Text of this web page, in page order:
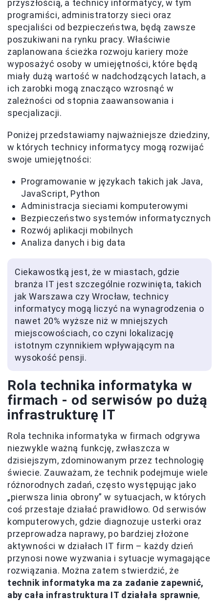
przyszłością, a technicy informatycy, w tym
programiści, administratorzy sieci oraz
specjaliści od bezpieczeństwa, będą zawsze
poszukiwani na rynku pracy. Właściwie
zaplanowana ścieżka rozwoju kariery może
wyposażyć osoby w umiejętności, które będą
miały dużą wartość w nadchodzących latach, a
ich zarobki mogą znacząco wzrosnąć w
zależności od stopnia zaawansowania i
specjalizacji.
Poniżej przedstawiamy najważniejsze dziedziny,
w których technicy informatycy mogą rozwijać
swoje umiejętności:
Programowanie w językach takich jak Java,
JavaScript, Python
Administracja sieciami komputerowymi
Bezpieczeństwo systemów informatycznych
Rozwój aplikacji mobilnych
Analiza danych i big data
Ciekawostką jest, że w miastach, gdzie
branża IT jest szczególnie rozwinięta, takich
jak Warszawa czy Wrocław, technicy
informatycy mogą liczyć na wynagrodzenia o
nawet 20% wyższe niż w mniejszych
miejscowościach, co czyni lokalizację
istotnym czynnikiem wpływającym na
wysokość pensji.
Rola technika informatyka w
firmach - od serwisów po dużą
infrastrukturę IT
Rola technika informatyka w firmach odgrywa
niezwykle ważną funkcję, zwłaszcza w
dzisiejszym, zdominowanym przez technologię
świecie. Zauważam, że technik podejmuje wiele
różnorodnych zadań, często występując jako
„pierwsza linia obrony” w sytuacjach, w których
coś przestaje działać prawidłowo. Od serwisów
komputerowych, gdzie diagnozuje usterki oraz
przeprowadza naprawy, po bardziej złożone
aktywności w działach IT firm – każdy dzień
przynosi nowe wyzwania i sytuacje wymagające
rozwiązania. Można zatem stwierdzić, że
technik informatyka ma za zadanie zapewnić,
aby cała infrastruktura IT działała sprawnie,